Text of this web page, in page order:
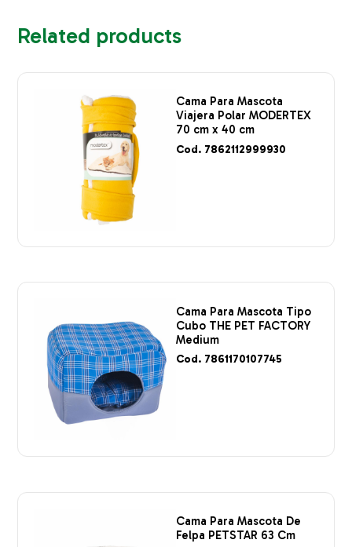
Related products
Cama Para Mascota
Viajera Polar MODERTEX
70 cm x 40 cm
Cod. 7862112999930
Cama Para Mascota Tipo
Cubo THE PET FACTORY
Medium
Cod. 7861170107745
Cama Para Mascota De
Felpa PETSTAR 63 Cm